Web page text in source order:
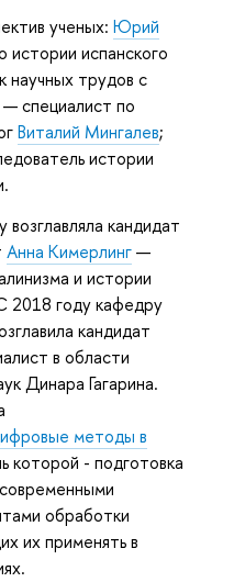
ученых: Юрий
истории испанского
научных трудов с
— специалист по
Виталий Мингалев;
истории
кандидат
Анна Кимерлинг—
и истории
2018 году кафедру
кандидат
в области
Динара Гагарина.
методы в
которой - подготовка
обработки
их применять в